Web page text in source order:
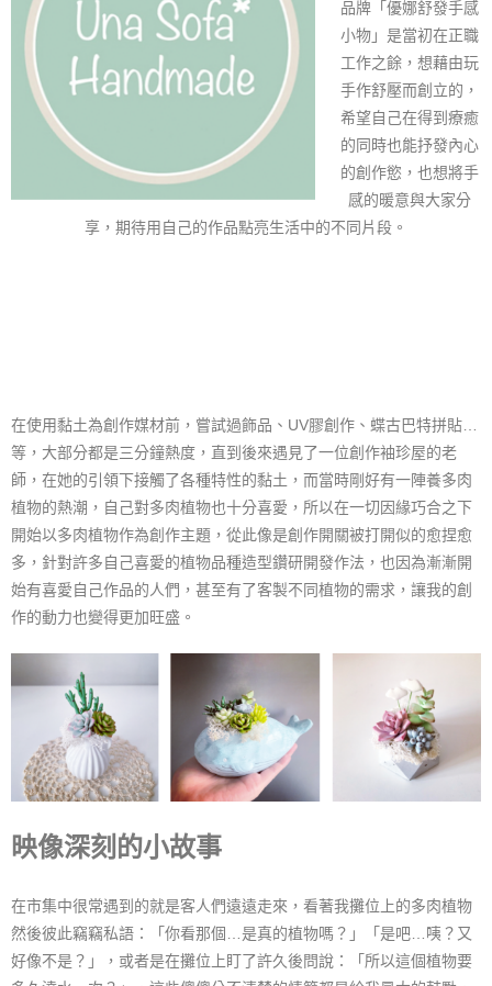
品牌「優娜舒發手感
小物」是當初在正職
工作之餘，想藉由玩
手作舒壓而創立的，
希望自己在得到療癒
的同時也能抒發內心
的創作慾，也想將手
感的暖意與大家分
享，期待用自己的作品點亮生活中的不同片段。
在使用黏土為創作媒材前，嘗試過飾品、UV膠創作、蝶古巴特拼貼…
等，大部分都是三分鐘熱度，直到後來遇見了一位創作袖珍屋的老
師，在她的引領下接觸了各種特性的黏土，而當時剛好有一陣養多肉
植物的熱潮，自己對多肉植物也十分喜愛，所以在一切因緣巧合之下
開始以多肉植物作為創作主題，從此像是創作開關被打開似的愈捏愈
多，針對許多自己喜愛的植物品種造型鑽研開發作法，也因為漸漸開
始有喜愛自己作品的人們，甚至有了客製不同植物的需求，讓我的創
作的動力也變得更加旺盛。
映像深刻的小故事
在市集中很常遇到的就是客人們遠遠走來，看著我攤位上的多肉植物
然後彼此竊竊私語：「你看那個…是真的植物嗎？」「是吧…咦？又
好像不是？」，或者是在攤位上盯了許久後問說：「所以這個植物要